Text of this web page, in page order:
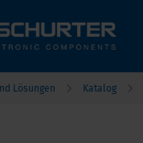
Lösungen Katalog